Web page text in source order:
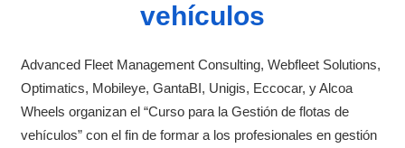
vehículos
Advanced Fleet Management Consulting, Webfleet Solutions,
Optimatics, Mobileye, GantaBI, Unigis, Eccocar, y Alcoa
Wheels organizan el “Curso para la Gestión de flotas de
vehículos” con el fin de formar a los profesionales en gestión